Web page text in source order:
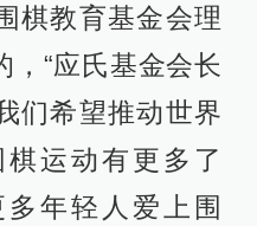
棋教育基金会理
，“应氏基金会长
们希望推动世界
运动有更多了
年轻人爱上围